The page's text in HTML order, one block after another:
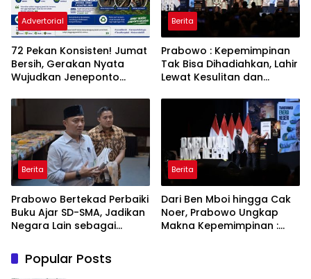
Advertorial
72 Pekan Konsisten! Jumat
Bersih, Gerakan Nyata
Wujudkan Jeneponto
ASRI
Berita
Prabowo : Kepemimpinan
Tak Bisa Dihadiahkan, Lahir
Lewat Kesulitan dan
Berita
Prabowo Bertekad Perbaiki
Buku Ajar SD-SMA, Jadikan
Negara Lain sebagai
Berita
Dari Ben Mboi hingga Cak
Noer, Prabowo Ungkap
Makna Kepemimpinan :
Popular Posts